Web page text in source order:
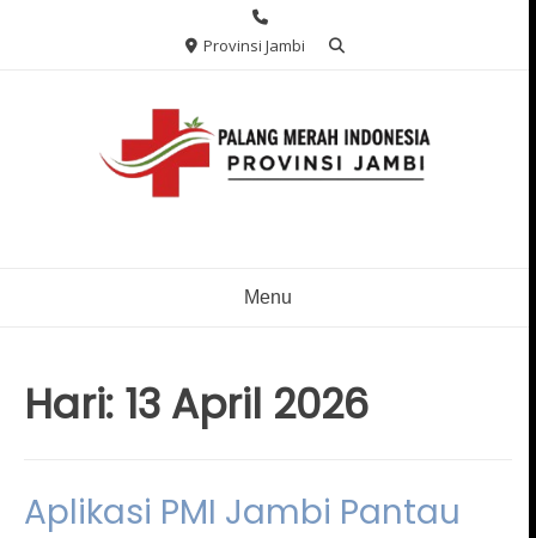
Provinsi Jambi
Menu
Hari: 13 April 2026
Aplikasi PMI Jambi Pantau